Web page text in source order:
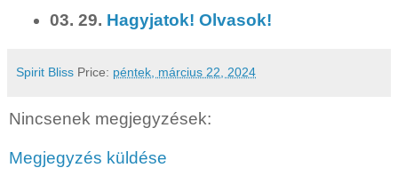
03. 29. Hagyjatok! Olvasok!
Spirit Bliss Price: péntek, március 22, 2024
Nincsenek megjegyzések:
Megjegyzés küldése